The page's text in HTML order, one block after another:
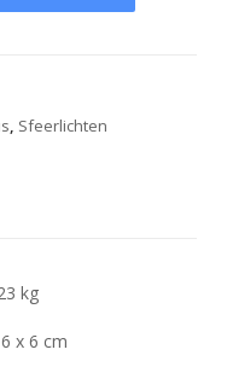
, Sfeerlichten
kg
x 6 cm